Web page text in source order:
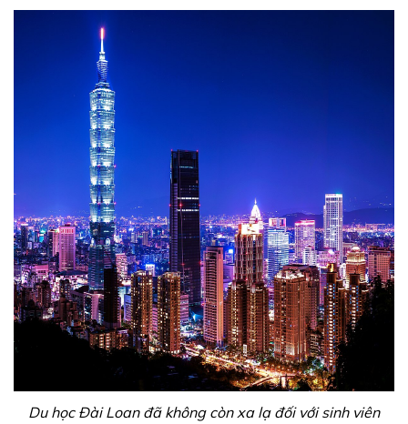
Du học Đài Loan đã không còn xa lạ đối với sinh viên